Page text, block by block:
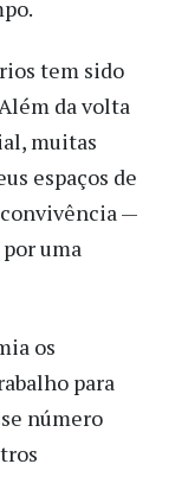
tem sido
da volta
muitas
espaços de
—
uma
os
para
número